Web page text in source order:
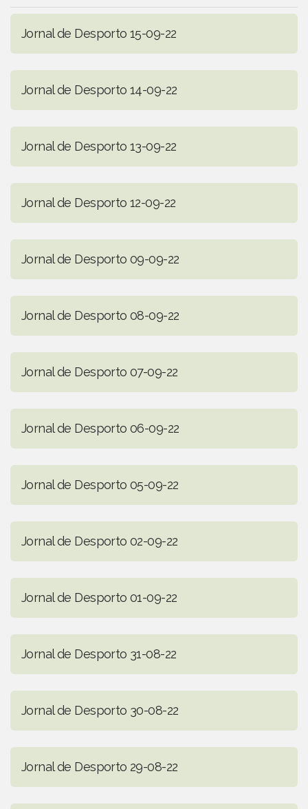
Jornal de Desporto 15-09-22
Jornal de Desporto 14-09-22
Jornal de Desporto 13-09-22
Jornal de Desporto 12-09-22
Jornal de Desporto 09-09-22
Jornal de Desporto 08-09-22
Jornal de Desporto 07-09-22
Jornal de Desporto 06-09-22
Jornal de Desporto 05-09-22
Jornal de Desporto 02-09-22
Jornal de Desporto 01-09-22
Jornal de Desporto 31-08-22
Jornal de Desporto 30-08-22
Jornal de Desporto 29-08-22